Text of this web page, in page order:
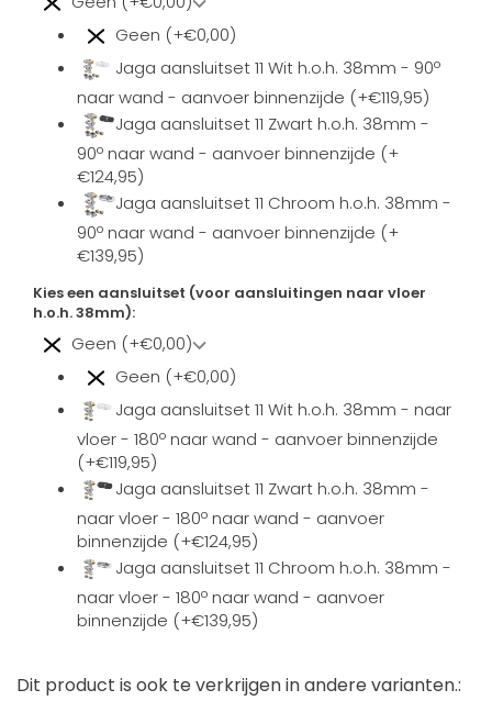
Geen (+€0,00)
Jaga aansluitset 11 Wit h.o.h. 38mm - 90º
naar wand - aanvoer binnenzijde (+€119,95)
Jaga aansluitset 11 Zwart h.o.h. 38mm -
90º naar wand - aanvoer binnenzijde (+
€124,95)
Jaga aansluitset 11 Chroom h.o.h. 38mm -
90º naar wand - aanvoer binnenzijde (+
€139,95)
Kies een aansluitset (voor aansluitingen naar vloer
h.o.h. 38mm):
Geen (+€0,00)
Geen (+€0,00)
Jaga aansluitset 11 Wit h.o.h. 38mm - naar
vloer - 180º naar wand - aanvoer binnenzijde
(+€119,95)
Jaga aansluitset 11 Zwart h.o.h. 38mm -
naar vloer - 180º naar wand - aanvoer
binnenzijde (+€124,95)
Jaga aansluitset 11 Chroom h.o.h. 38mm -
naar vloer - 180º naar wand - aanvoer
binnenzijde (+€139,95)
Dit product is ook te verkrijgen in andere varianten.: